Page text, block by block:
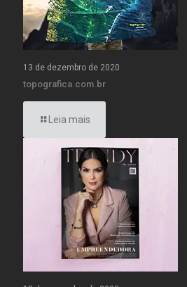
13 de dezembro de 2020
topografica.com.br
Leia mais